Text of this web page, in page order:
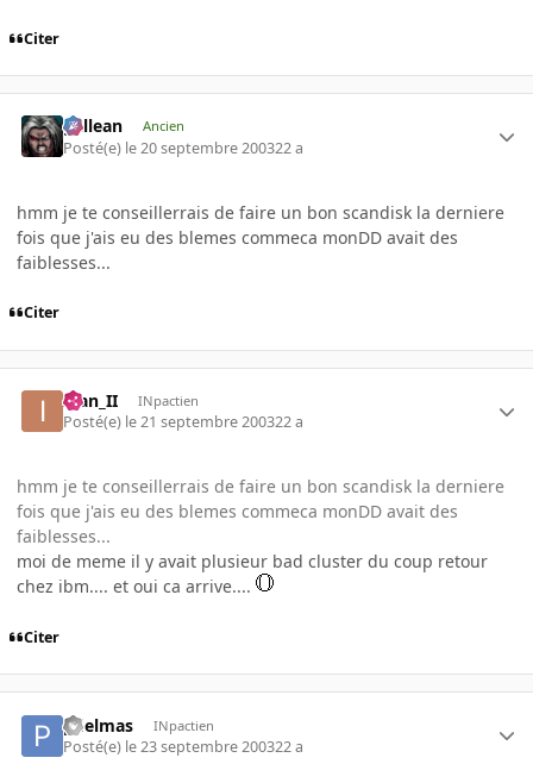
Citer
gallean Ancien
Posté(e) le 20 septembre 200322 a
hmm je te conseillerrais de faire un bon scandisk la derniere
fois que j'ais eu des blemes commeca monDD avait des
faiblesses...
Citer
Ivan_II INpactien
Posté(e) le 21 septembre 200322 a
hmm je te conseillerrais de faire un bon scandisk la derniere
fois que j'ais eu des blemes commeca monDD avait des
faiblesses...
moi de meme il y avait plusieur bad cluster du coup retour
chez ibm.... et oui ca arrive....
Citer
pdelmas INpactien
Posté(e) le 23 septembre 200322 a